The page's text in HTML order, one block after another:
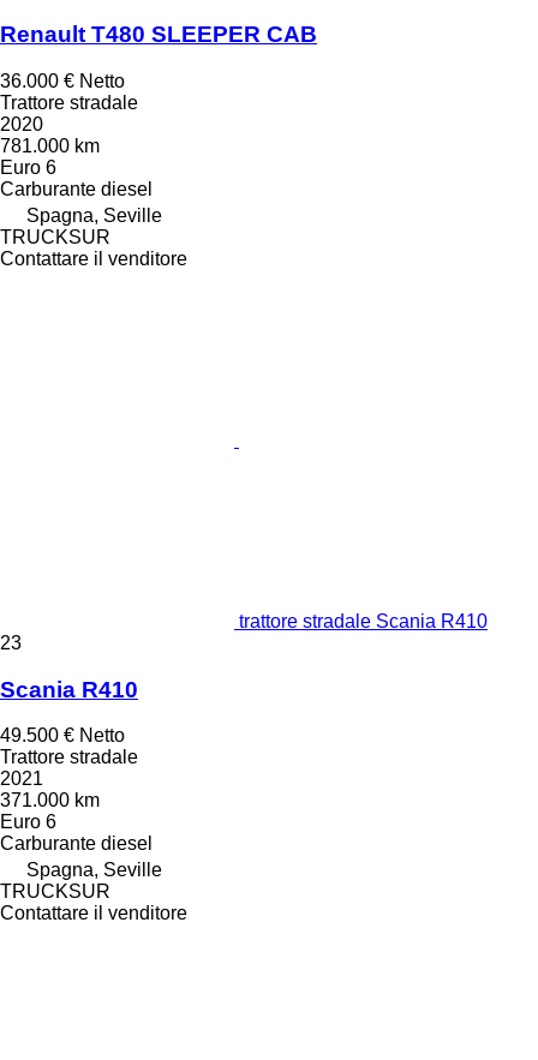
Renault T480 SLEEPER CAB
36.000 € Netto
Trattore stradale
2020
781.000 km
Euro 6
Carburante diesel
Spagna, Seville
TRUCKSUR
Contattare il venditore
trattore stradale Scania R410
23
Scania R410
49.500 € Netto
Trattore stradale
2021
371.000 km
Euro 6
Carburante diesel
Spagna, Seville
TRUCKSUR
Contattare il venditore